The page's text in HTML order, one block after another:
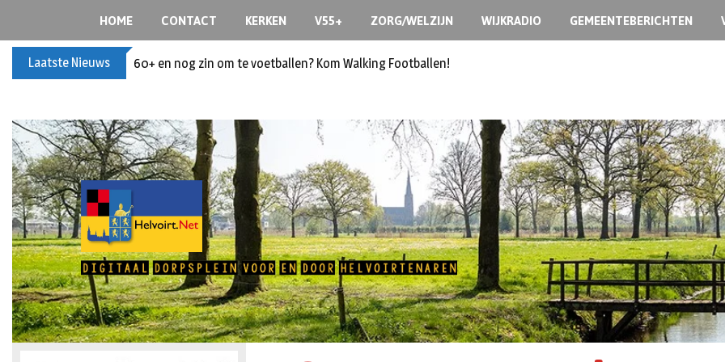
HOME CONTACT KERKEN V55+ ZORG/WELZIJN WIJKRADIO GEMEENTEBERICHTEN
Laatste Nieuws 60+ en nog zin om te voetballen? Kom Walking Footballen!